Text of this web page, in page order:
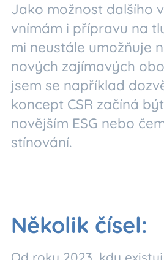
Jako možnost dalšího
vnímám i přípravu na
mi neustále umožňuje
nových zajímavých
jsem se například
koncept CSR začíná
novějším ESG nebo
stínování.
Několik čísel: